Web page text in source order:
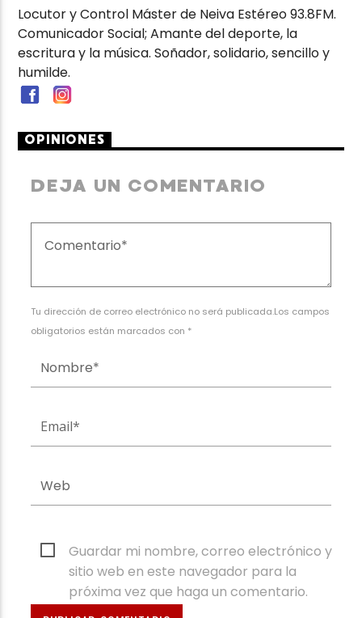
Locutor y Control Máster de Neiva Estéreo 93.8FM.
Comunicador Social; Amante del deporte, la
escritura y la música. Soñador, solidario, sencillo y
humilde.
OPINIONES
DEJA UN COMENTARIO
Tu dirección de correo electrónico no será publicada.Los campos
obligatorios están marcados con *
Guardar mi nombre, correo electrónico y
sitio web en este navegador para la
próxima vez que haga un comentario.